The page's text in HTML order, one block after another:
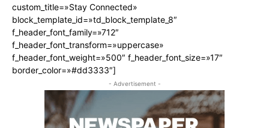
custom_title=»Stay Connected»
block_template_id=»td_block_template_8″
f_header_font_family=»712″
f_header_font_transform=»uppercase»
f_header_font_weight=»500″ f_header_font_size=»17″
border_color=»#dd3333″]
- Advertisement -